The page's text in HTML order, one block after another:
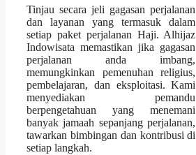
Tinjau secara jeli gagasan perjalanan
dan layanan yang termasuk dalam
setiap paket perjalanan Haji. Alhijaz
Indowisata memastikan jika gagasan
perjalanan anda imbang,
memungkinkan pemenuhan religius,
pembelajaran, dan eksploitasi. Kami
menyediakan pemandu
berpengetahuan yang menemani
banyak jamaah sepanjang perjalanan,
tawarkan bimbingan dan kontribusi di
setiap langkah.